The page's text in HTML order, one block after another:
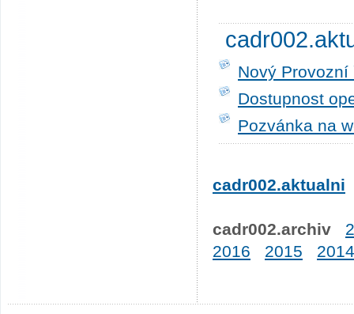
Nový
Dostupnost
Pozvánka na
cadr002.aktualni
cadr002.archiv
2016
2015 2014